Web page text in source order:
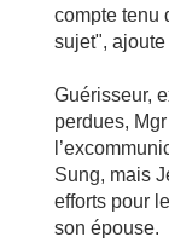
compte tenu
sujet",
Guérisseur,
perdues,
Sung, mais
efforts pour
son épouse.